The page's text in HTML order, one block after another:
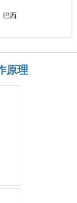
巴西
原理